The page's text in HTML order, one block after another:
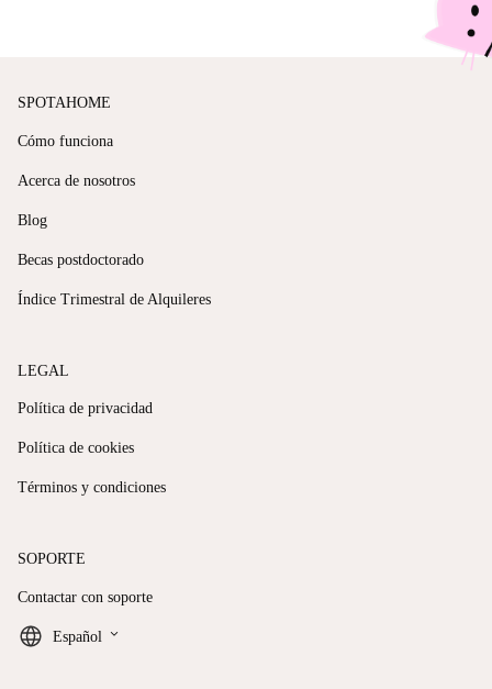
SPOTAHOME
Cómo funciona
Acerca de nosotros
Blog
Becas postdoctorado
Índice Trimestral de Alquileres
LEGAL
Política de privacidad
Política de cookies
Términos y condiciones
SOPORTE
Contactar con soporte
Español keyboard_arrow_down